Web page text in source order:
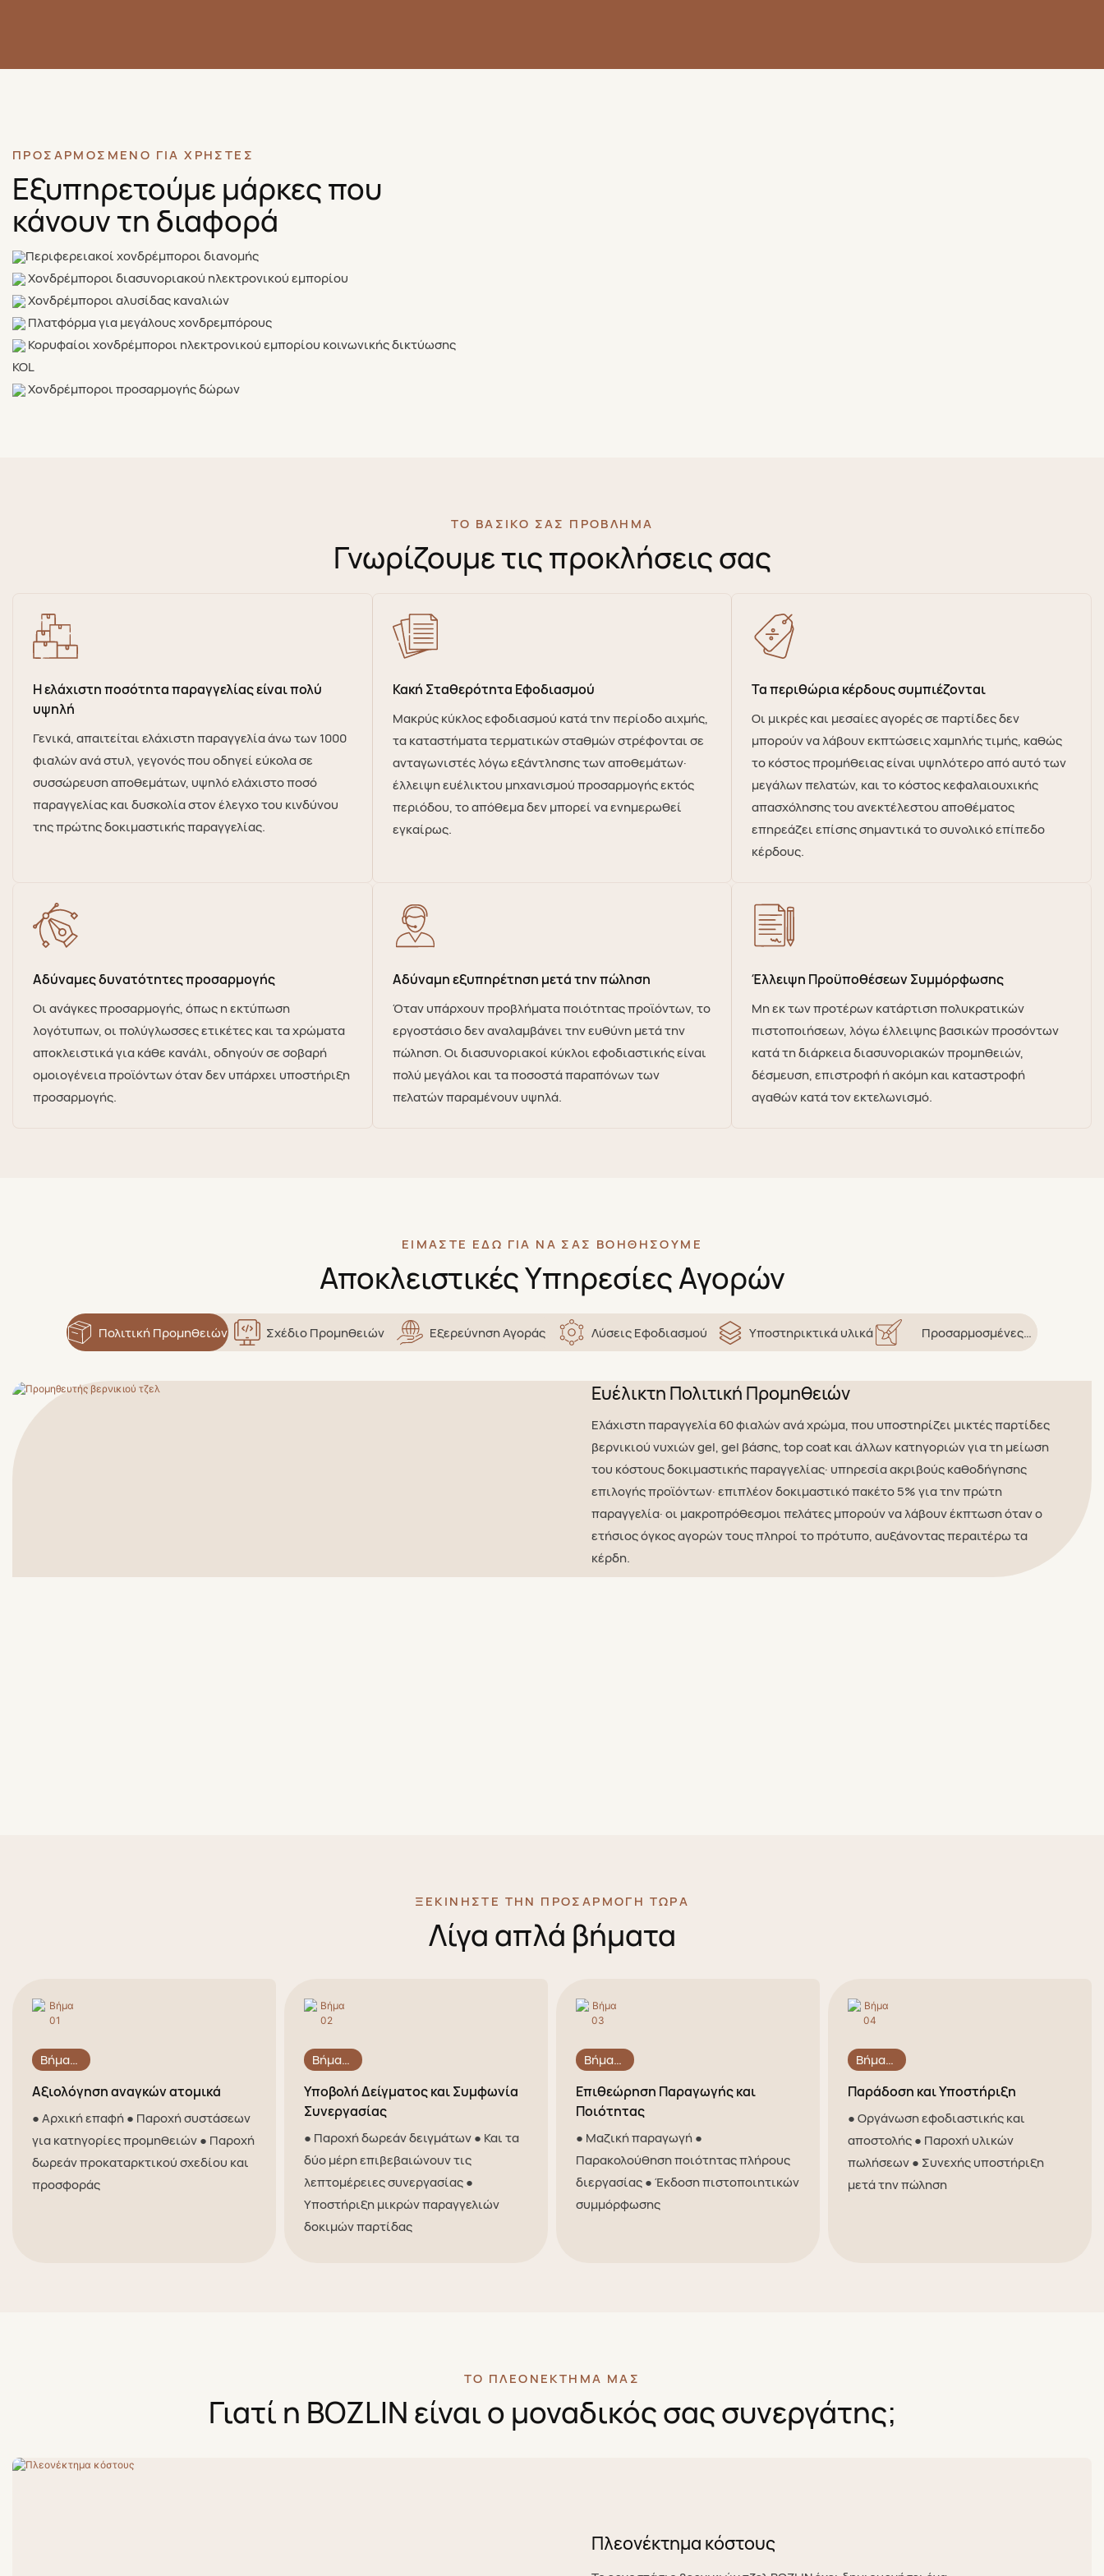
ΠΡΟΣΑΡΜΟΣΜΈΝΟ ΓΙΑ ΧΡΉΣΤΕΣ
Εξυπηρετούμε μάρκες που
κάνουν τη διαφορά
Περιφερειακοί χονδρέμποροι διανομής
Χονδρέμποροι διασυνοριακού ηλεκτρονικού εμπορίου
Χονδρέμποροι αλυσίδας καναλιών
Πλατφόρμα για μεγάλους χονδρεμπόρους
Κορυφαίοι χονδρέμποροι ηλεκτρονικού εμπορίου κοινωνικής δικτύωσης
KOL
Χονδρέμποροι προσαρμογής δώρων
ΤΟ ΒΑΣΙΚΌ ΣΑΣ ΠΡΌΒΛΗΜΑ
Γνωρίζουμε τις προκλήσεις σας
Η ελάχιστη ποσότητα παραγγελίας είναι πολύ
υψηλή
Γενικά, απαιτείται ελάχιστη παραγγελία άνω των 1000
φιαλών ανά στυλ, γεγονός που οδηγεί εύκολα σε
συσσώρευση αποθεμάτων, υψηλό ελάχιστο ποσό
παραγγελίας και δυσκολία στον έλεγχο του κινδύνου
της πρώτης δοκιμαστικής παραγγελίας.
Κακή Σταθερότητα Εφοδιασμού
Μακρύς κύκλος εφοδιασμού κατά την περίοδο αιχμής,
τα καταστήματα τερματικών σταθμών στρέφονται σε
ανταγωνιστές λόγω εξάντλησης των αποθεμάτων·
έλλειψη ευέλικτου μηχανισμού προσαρμογής εκτός
περιόδου, το απόθεμα δεν μπορεί να ενημερωθεί
εγκαίρως.
Τα περιθώρια κέρδους συμπιέζονται
Οι μικρές και μεσαίες αγορές σε παρτίδες δεν
μπορούν να λάβουν εκπτώσεις χαμηλής τιμής, καθώς
το κόστος προμήθειας είναι υψηλότερο από αυτό των
μεγάλων πελατών, και το κόστος κεφαλαιουχικής
απασχόλησης του ανεκτέλεστου αποθέματος
επηρεάζει επίσης σημαντικά το συνολικό επίπεδο
κέρδους.
Αδύναμες δυνατότητες προσαρμογής
Οι ανάγκες προσαρμογής, όπως η εκτύπωση
λογότυπων, οι πολύγλωσσες ετικέτες και τα χρώματα
αποκλειστικά για κάθε κανάλι, οδηγούν σε σοβαρή
ομοιογένεια προϊόντων όταν δεν υπάρχει υποστήριξη
προσαρμογής.
Αδύναμη εξυπηρέτηση μετά την πώληση
Όταν υπάρχουν προβλήματα ποιότητας προϊόντων, το
εργοστάσιο δεν αναλαμβάνει την ευθύνη μετά την
πώληση. Οι διασυνοριακοί κύκλοι εφοδιαστικής είναι
πολύ μεγάλοι και τα ποσοστά παραπόνων των
πελατών παραμένουν υψηλά.
Έλλειψη Προϋποθέσεων Συμμόρφωσης
Μη εκ των προτέρων κατάρτιση πολυκρατικών
πιστοποιήσεων, λόγω έλλειψης βασικών προσόντων
κατά τη διάρκεια διασυνοριακών προμηθειών,
δέσμευση, επιστροφή ή ακόμη και καταστροφή
αγαθών κατά τον εκτελωνισμό.
ΕΊΜΑΣΤΕ ΕΔΏ ΓΙΑ ΝΑ ΣΑΣ ΒΟΗΘΉΣΟΥΜΕ
Αποκλειστικές Υπηρεσίες Αγορών
Πολιτική Προμηθειών Σχέδιο Προμηθειών Εξερεύνηση Αγοράς Λύσεις Εφοδιασμού Υποστηρικτικά υλικά
Προσαρμοσμένες
Υπηρεσίες
Ευέλικτη Πολιτική Προμηθειών
Ελάχιστη παραγγελία 60 φιαλών ανά χρώμα, που υποστηρίζει μικτές παρτίδες
βερνικιού νυχιών gel, gel βάσης, top coat και άλλων κατηγοριών για τη μείωση
του κόστους δοκιμαστικής παραγγελίας· υπηρεσία ακριβούς καθοδήγησης
επιλογής προϊόντων· επιπλέον δοκιμαστικό πακέτο 5% για την πρώτη
παραγγελία· οι μακροπρόθεσμοι πελάτες μπορούν να λάβουν έκπτωση όταν ο
ετήσιος όγκος αγορών τους πληροί το πρότυπο, αυξάνοντας περαιτέρω τα
κέρδη.
ΞΕΚΙΝΉΣΤΕ ΤΗΝ ΠΡΟΣΑΡΜΟΓΉ ΤΏΡΑ
Λίγα απλά βήματα
Βήμα
01
Αξιολόγηση αναγκών ατομικά
● Αρχική επαφή ● Παροχή συστάσεων
για κατηγορίες προμηθειών ● Παροχή
δωρεάν προκαταρκτικού σχεδίου και
προσφοράς
Βήμα
02
Υποβολή Δείγματος και Συμφωνία
Συνεργασίας
● Παροχή δωρεάν δειγμάτων ● Και τα
δύο μέρη επιβεβαιώνουν τις
λεπτομέρειες συνεργασίας ●
Υποστήριξη μικρών παραγγελιών
δοκιμών παρτίδας
Βήμα
Επιθεώρηση Παραγωγής και
Ποιότητας
● Μαζική παραγωγή ●
Παρακολούθηση ποιότητας πλήρους
διεργασίας ● Έκδοση πιστοποιητικών
συμμόρφωσης
Βήμα
04
Παράδοση και Υποστήριξη
● Οργάνωση εφοδιαστικής και
αποστολής ● Παροχή υλικών
πωλήσεων ● Συνεχής υποστήριξη
μετά την πώληση
ΤΟ ΠΛΕΟΝΈΚΤΗΜΆ ΜΑΣ
Γιατί η BOZLIN είναι ο μοναδικός σας συνεργάτης;
Πλεονέκτημα κόστους